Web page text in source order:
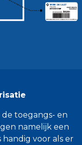
toegangs- en
namelijk een
voor als er